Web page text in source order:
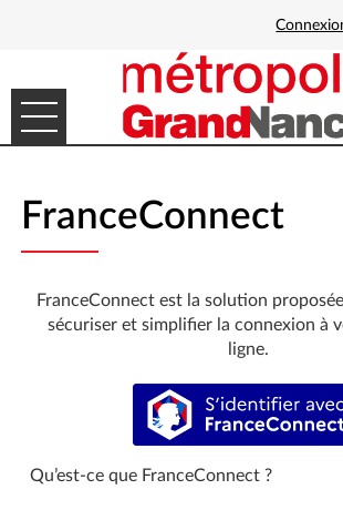
Ouvrir le menu
MES DEMANDES
FranceConnect
FranceConnect est la solution
sécuriser et simplifier la connexion à
ligne.
S’identifier
Qu’est-ce que FranceConnect ?